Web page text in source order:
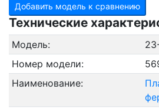
Добавить модель к сравнению
Технические
Модель:
Номер модели:
Наименование: